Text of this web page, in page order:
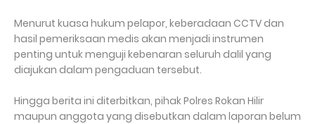
Menurut kuasa hukum pelapor, keberadaan CCTV dan
hasil pemeriksaan medis akan menjadi instrumen
penting untuk menguji kebenaran seluruh dalil yang
diajukan dalam pengaduan tersebut.
Hingga berita ini diterbitkan, pihak Polres Rokan Hilir
maupun anggota yang disebutkan dalam laporan belum